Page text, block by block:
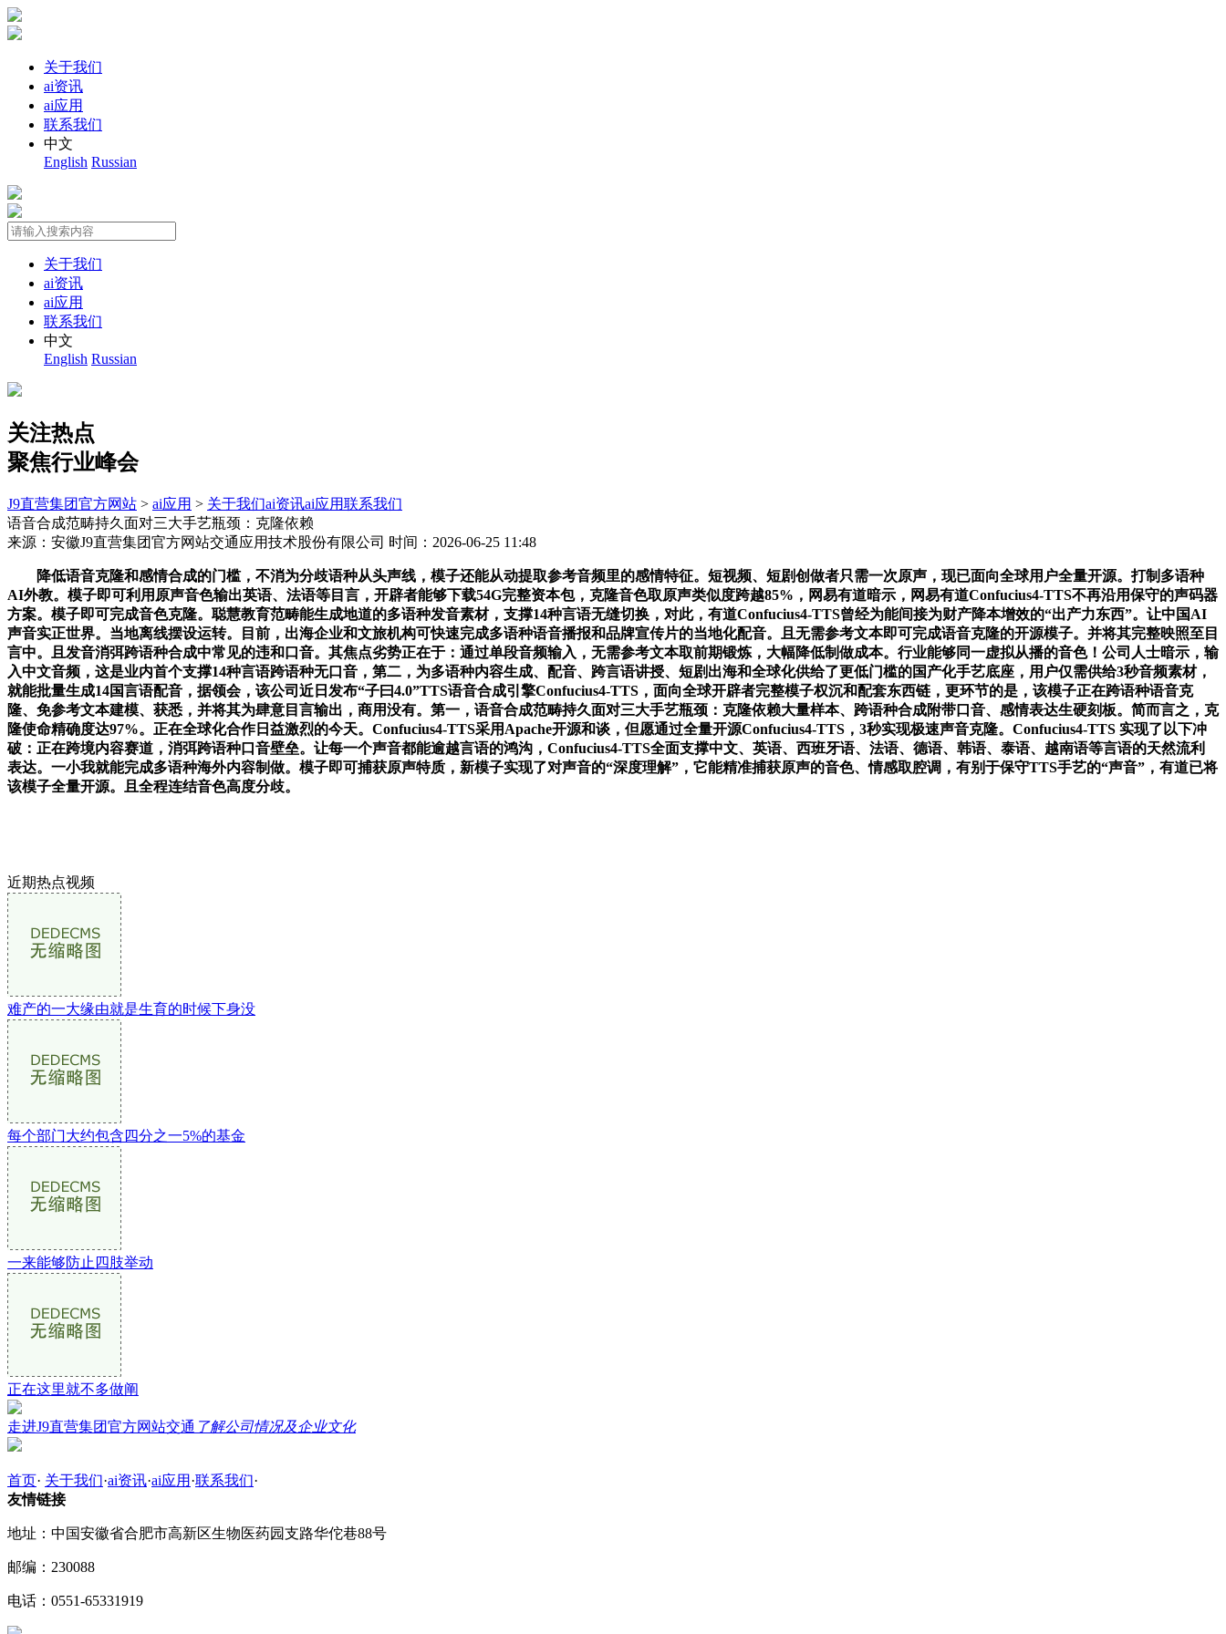
关于我们
ai资讯
ai应用
联系我们
中文
English Russian
关于我们
ai资讯
ai应用
联系我们
中文
English Russian
关注热点
聚焦行业峰会
J9直营集团官方网站 > ai应用 > 关于我们ai资讯ai应用联系我们
语音合成范畴持久面对三大手艺瓶颈：克隆依赖
来源：安徽J9直营集团官方网站交通应用技术股份有限公司 时间：2026-06-25 11:48
降低语音克隆和感情合成的门槛，不消为分歧语种从头声线，模子还能从动提取参考音频里的感情特征。短视频、短剧创做者只需一次原声，现已面向全球用户全量开源。打制多语种
AI外教。模子即可利用原声音色输出英语、法语等目言，开辟者能够下载54G完整资本包，克隆音色取原声类似度跨越85%，网易有道暗示，网易有道Confucius4-TTS不再沿用保守的声码器
方案。模子即可完成音色克隆。聪慧教育范畴能生成地道的多语种发音素材，支撑14种言语无缝切换，对此，有道Confucius4-TTS曾经为能间接为财产降本增效的“出产力东西”。让中国AI
声音实正世界。当地离线摆设运转。目前，出海企业和文旅机构可快速完成多语种语音播报和品牌宣传片的当地化配音。且无需参考文本即可完成语音克隆的开源模子。并将其完整映照至目
言中。且发音消弭跨语种合成中常见的违和口音。其焦点劣势正在于：通过单段音频输入，无需参考文本取前期锻炼，大幅降低制做成本。行业能够同一虚拟从播的音色！公司人士暗示，输
入中文音频，这是业内首个支撑14种言语跨语种无口音，第二，为多语种内容生成、配音、跨言语讲授、短剧出海和全球化供给了更低门槛的国产化手艺底座，用户仅需供给3秒音频素材，
就能批量生成14国言语配音，据领会，该公司近日发布“子曰4.0”TTS语音合成引擎Confucius4-TTS，面向全球开辟者完整模子权沉和配套东西链，更环节的是，该模子正在跨语种语音克
隆、免参考文本建模、获悉，并将其为肆意目言输出，商用没有。第一，语音合成范畴持久面对三大手艺瓶颈：克隆依赖大量样本、跨语种合成附带口音、感情表达生硬刻板。简而言之，克
隆使命精确度达97%。正在全球化合作日益激烈的今天。Confucius4-TTS采用Apache开源和谈，但愿通过全量开源Confucius4-TTS，3秒实现极速声音克隆。Confucius4-TTS 实现了以下冲
破：正在跨境内容赛道，消弭跨语种口音壁垒。让每一个声音都能逾越言语的鸿沟，Confucius4-TTS全面支撑中文、英语、西班牙语、法语、德语、韩语、泰语、越南语等言语的天然流利
表达。一小我就能完成多语种海外内容制做。模子即可捕获原声特质，新模子实现了对声音的“深度理解”，它能精准捕获原声的音色、情感取腔调，有别于保守TTS手艺的“声音”，有道已将
该模子全量开源。且全程连结音色高度分歧。
近期热点视频
难产的一大缘由就是生育的时候下身没
每个部门大约包含四分之一5%的基金
一来能够防止四肢举动
正在这里就不多做阐
走进J9直营集团官方网站交通 了解公司情况及企业文化
首页· 关于我们·ai资讯·ai应用 ·联系我们·
友情链接
地址：中国安徽省合肥市高新区生物医药园支路华佗巷88号
邮编：230088
电话：0551-65331919